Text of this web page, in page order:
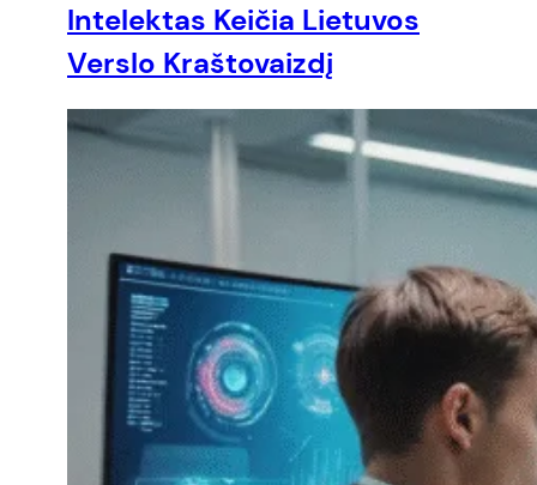
Intelektas Keičia Lietuvos
Verslo Kraštovaizdį